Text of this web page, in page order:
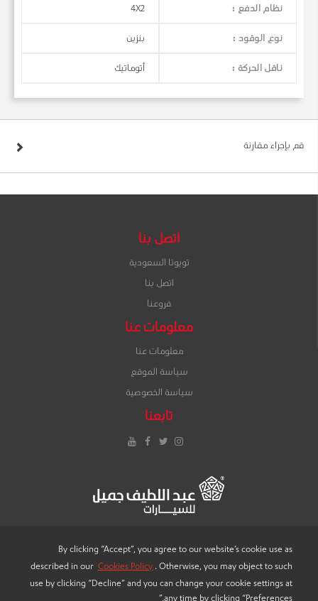
By clicking “Accept”, you agree to our website’s cookie use as
described in our Cookies Policy . Otherwise, you may object to such
use by clicking “Decline” and you can change your cookie settings at
any time by clicking “Preferences.”
نظام الدفع : 4X2
نوع الوقود : بنزين
ناقل الحركة : أتوماتيك
قم بإجراء مقارنة
اتصل بنا
تويوتا السعودية
اتصل بنا
فروعنا
معلومات عنا
معلومات عنا
سياسة الموقع
سياسة الخصوصية
تابعنا
LANGUAGE